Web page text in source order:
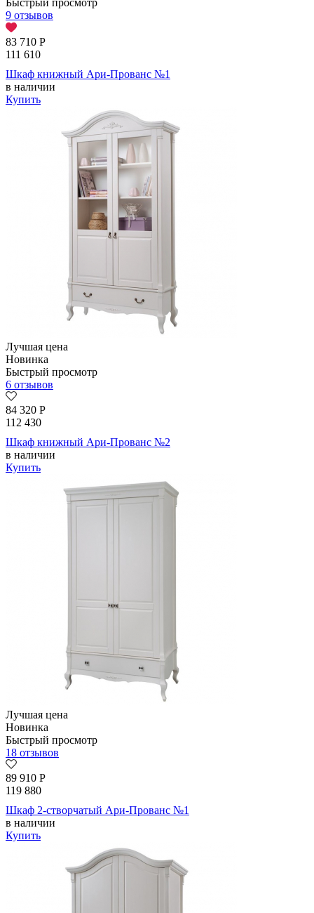
Быстрый просмотр
9 отзывов
83 710 Р
111 610
Шкаф книжный Ари-Прованс №1
в наличии
Купить
Лучшая цена
Новинка
Быстрый просмотр
6 отзывов
84 320 Р
112 430
Шкаф книжный Ари-Прованс №2
в наличии
Купить
Лучшая цена
Новинка
Быстрый просмотр
18 отзывов
89 910 Р
119 880
Шкаф 2-створчатый Ари-Прованс №1
в наличии
Купить